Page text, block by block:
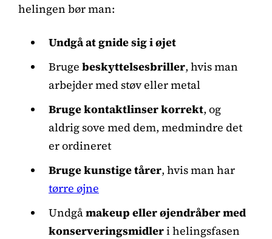
helingen bør man:
Undgå at gnide sig i øjet
Bruge beskyttelsesbriller, hvis man
arbejder med støv eller metal
Bruge kontaktlinser korrekt, og
aldrig sove med dem, medmindre det
er ordineret
Bruge kunstige tårer, hvis man har
tørre øjne
Undgåmakeup eller øjendråber med
konserveringsmidleri helingsfasen